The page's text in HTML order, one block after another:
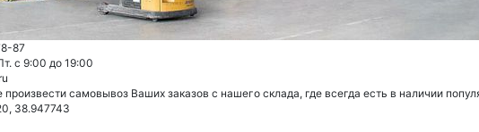
87
с 9:00 до 19:00
самовывоз Ваших заказов с нашего склада, где всегда есть в наличии
38.947743